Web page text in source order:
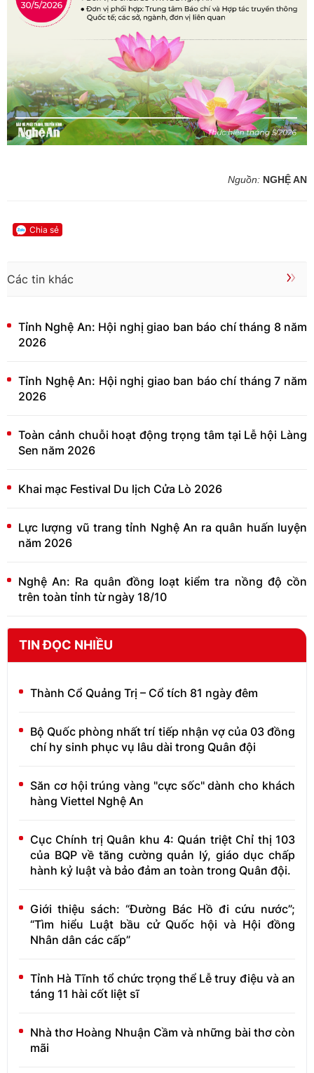
Nguồn: NGHỆ AN
Chia sẻ
Các tin khác
Tỉnh Nghệ An: Hội nghị giao ban báo chí tháng 8 năm
2026
Tỉnh Nghệ An: Hội nghị giao ban báo chí tháng 7 năm
2026
Toàn cảnh chuỗi hoạt động trọng tâm tại Lễ hội Làng
Sen năm 2026
Khai mạc Festival Du lịch Cửa Lò 2026
Lực lượng vũ trang tỉnh Nghệ An ra quân huấn luyện
năm 2026
Nghệ An: Ra quân đồng loạt kiểm tra nồng độ cồn
trên toàn tỉnh từ ngày 18/10
TIN ĐỌC NHIỀU
Thành Cổ Quảng Trị – Cổ tích 81 ngày đêm
Bộ Quốc phòng nhất trí tiếp nhận vợ của 03 đồng
chí hy sinh phục vụ lâu dài trong Quân đội
Săn cơ hội trúng vàng "cực sốc" dành cho khách
hàng Viettel Nghệ An
Cục Chính trị Quân khu 4: Quán triệt Chỉ thị 103
của BQP về tăng cường quản lý, giáo dục chấp
hành kỷ luật và bảo đảm an toàn trong Quân đội.
Giới thiệu sách: “Đường Bác Hồ đi cứu nước”;
“Tìm hiểu Luật bầu cử Quốc hội và Hội đồng
Nhân dân các cấp”
Tỉnh Hà Tĩnh tổ chức trọng thể Lễ truy điệu và an
táng 11 hài cốt liệt sĩ
Nhà thơ Hoàng Nhuận Cầm và những bài thơ còn
mãi